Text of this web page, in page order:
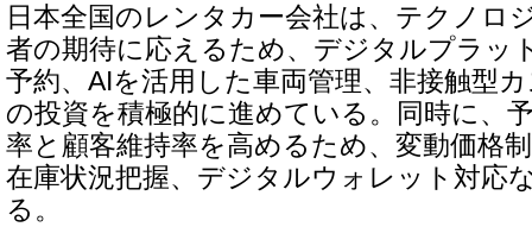
日本全国のレンタカー会社は、テクノロ
者の期待に応えるため、デジタルプラッ
予約、AIを活用した車両管理、非接触型
の投資を積極的に進めている。同時に、
率と顧客維持率を高めるため、変動価格
在庫状況把握、デジタルウォレット対応
る。